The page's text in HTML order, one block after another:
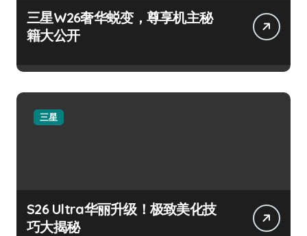
三星W26奢华蜕变，尊享机主秘
籍大公开
三星
S26 Ultra华丽升级！极致美化技
巧大揭秘